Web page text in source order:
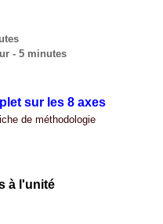
- 5 minutes
sur les 8 axes
de méthodologie
à l'unité